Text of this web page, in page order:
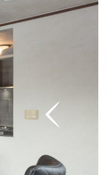
Open kitchen